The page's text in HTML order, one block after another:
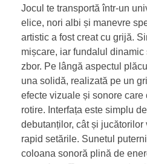
Jocul te transportă într-un
elice, nori albi și manevre
artistic a fost creat cu grijă.
mișcare, iar fundalul
zbor. Pe lângă aspectul
una solidă, realizată pe un
efecte vizuale și sonore care
rotire. Interfața este simplu
debutanților, cât și
rapid setările. Sunetul
coloana sonoră plină de